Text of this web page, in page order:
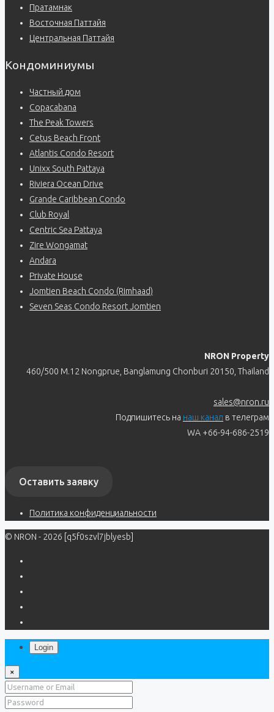
Пратамнак
Восточная Паттайя
Центральная Паттайя
Кондоминиумы
Частный дом
Copacabana
The Peak Towers
Cetus Beach Front
Atlantis Condo Resort
Unixx South Pattaya
Riviera Ocean Drive
Grande Caribbean Condo
Club Royal
Centric Sea Pattaya
Zire Wongamat
Andara
Private House
Jomtien Beach Condo (Rimhaad)
Seven Seas Condo Resort Jomtien
NRON Property
460/500 M.12 Nongprue, Banglamung Chonburi 20150, Thailand
sales@nron.ru
Подпишитесь на наш канал в телеграм
WA +66-94-686-2519
Оставить заявку
Политика конфиденциальности
© NRON - 2026 [q5f0szvl7jblyesb]
Login
×